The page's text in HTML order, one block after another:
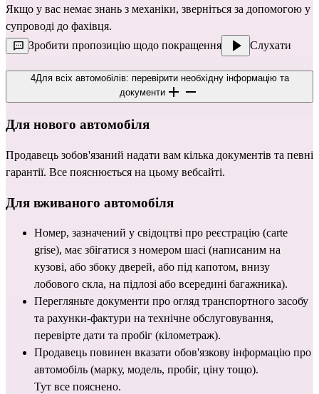
Якщо у вас немає знань з механіки, зверніться за допомогою у
супроводі до фахівця.
Зробити пропозицію щодо покращення
Слухати
4Для всіх автомобілів: перевірити необхідну інформацію та
документи
Для нового автомобіля
Продавець зобов'язаний надати вам кілька документів та певні
гарантії. Все пояснюється на цьому вебсайті.
Для вживаного автомобіля
Номер, зазначений у свідоцтві про реєстрацію (carte
grise), має збігатися з номером шасі (написаним на
кузові, або збоку дверей, або під капотом, внизу
лобового скла, на підлозі або всередині багажника).
Перегляньте документи про огляд транспортного засобу
та рахунки-фактури на технічне обслуговування,
перевірте дати та пробіг (кілометраж).
Продавець повинен вказати обов'язкову інформацію про
автомобіль (марку, модель, пробіг, ціну тощо).
Тут все пояснено.